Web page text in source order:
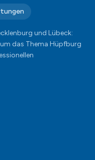
und Lübeck:
das Thema Hüpfburg